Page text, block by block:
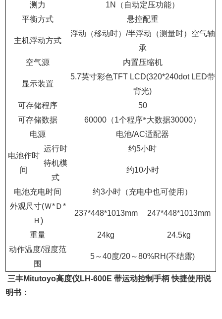
测力
1N
（自动定压功能）
平衡方式
悬控配重
主机浮动方式
浮动（移动时） /半浮动（测量时）空气轴
承
空气源
内置压缩机
显示装置
5.7英寸彩色TFT LCD(320*240dot LED带
背光)
可存储程序
50
可存储数据
60000 （1个程序*大数据30000）
电源
电池/AC适配器
电池作时
间
运行时 约5小时
待机模
式
约10小时
电池充电时间 约3小时（充电中也可使用）
外观尺寸(Ｗ*Ｄ*
Ｈ )
237*448*1013mm 247*448*1013mm
重量 24kg
24.5kg
动作温度/湿度范
围
5～40度/20～80%RH(不结露)
三丰Mitutoyo高度仪LH-600E 带运动控制手柄快捷使用说
明书：